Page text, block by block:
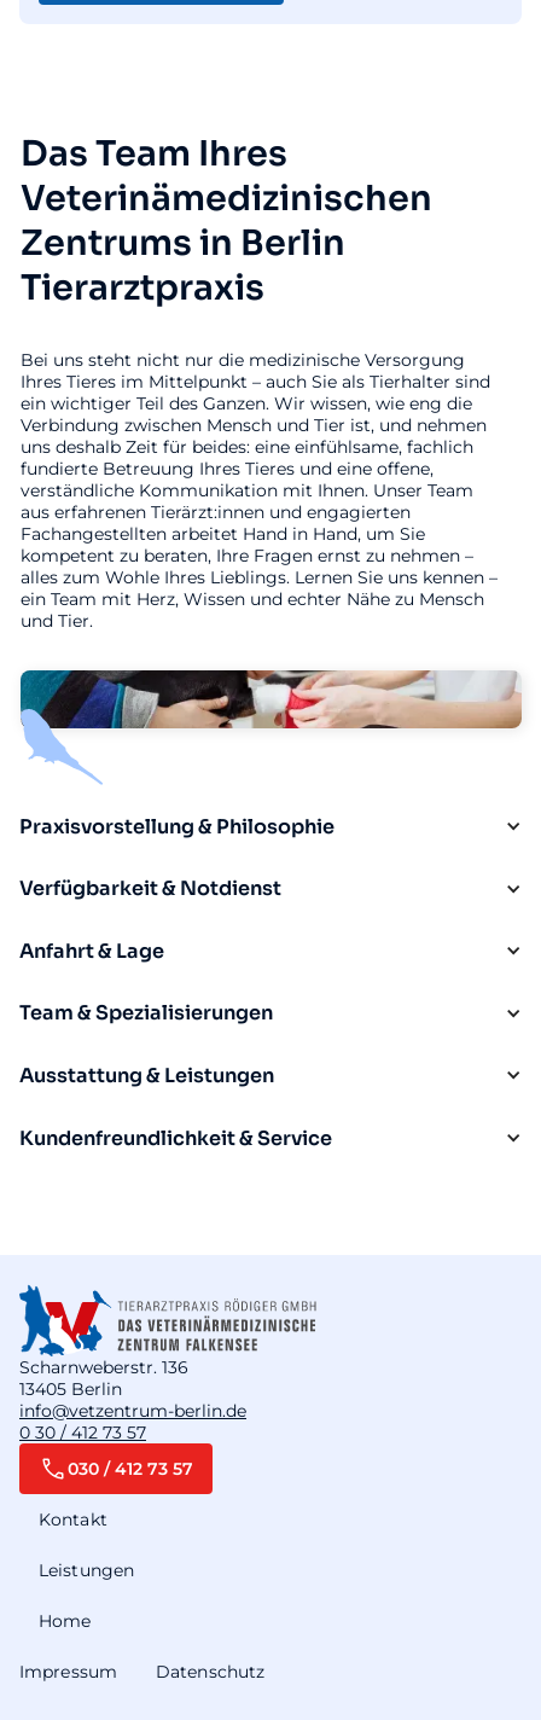
Das Team Ihres
Veterinämedizinischen
Zentrums in Berlin
Tierarztpraxis
Bei uns steht nicht nur die medizinische Versorgung
Ihres Tieres im Mittelpunkt – auch Sie als Tierhalter sind
ein wichtiger Teil des Ganzen. Wir wissen, wie eng die
Verbindung zwischen Mensch und Tier ist, und nehmen
uns deshalb Zeit für beides: eine einfühlsame, fachlich
fundierte Betreuung Ihres Tieres und eine offene,
verständliche Kommunikation mit Ihnen. Unser Team
aus erfahrenen Tierärzt:innen und engagierten
Fachangestellten arbeitet Hand in Hand, um Sie
kompetent zu beraten, Ihre Fragen ernst zu nehmen –
alles zum Wohle Ihres Lieblings. Lernen Sie uns kennen –
ein Team mit Herz, Wissen und echter Nähe zu Mensch
und Tier.
Praxisvorstellung & Philosophie
Verfügbarkeit & Notdienst
Anfahrt & Lage
Team & Spezialisierungen
Ausstattung & Leistungen
Kundenfreundlichkeit & Service
Scharnweberstr. 136
13405 Berlin
info@vetzentrum-berlin.de
0 30 / 412 73 57
Home
Leistungen
Kontakt
030 / 412 73 57
Impressum Datenschutz